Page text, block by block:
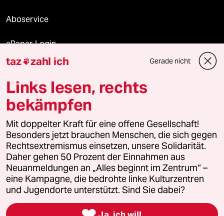
Aboservice
ePaper Login
Downloads für Abonnierende
© 2026 taz Verlags und Vertriebs GmbH
Alle Rechte vorbehalten. Bei rechtlichen Fragen oder für Genehmigungen
wenden Sie sich bitte an
lizenzen@taz.de
Feedback Redaktionsstatut Kommune-Richtlinien
Leitlinie Informant Datenschutz Impressum AGB
Seitenwende Einwilligungen widerrufen (Ads)
taz zahl ich Gerade nicht
Links lesen, rechts
bekämpfen
Mit doppelter Kraft für eine offene Gesellschaft!
Besonders jetzt brauchen Menschen, die sich gegen
Rechtsextremismus einsetzen, unsere Solidarität.
Daher gehen 50 Prozent der Einnahmen aus
Neuanmeldungen an „Alles beginnt im Zentrum“ –
eine Kampagne, die bedrohte linke Kulturzentren
und Jugendorte unterstützt. Sind Sie dabei?